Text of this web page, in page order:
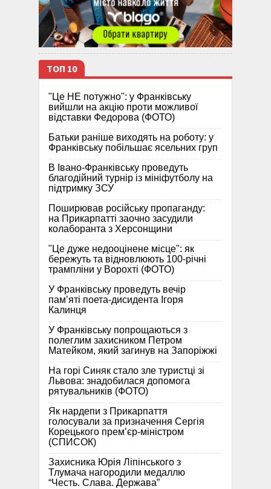
ТОП 10
"Це НЕ потужно": у Франківську
вийшли на акцію проти можливої
відставки Федорова (ФОТО)
Батьки раніше виходять на роботу: у
Франківську побільшає ясельних груп
В Івано-Франківську проведуть
благодійний турнір із мініфутболу на
підтримку ЗСУ
Поширював російську пропаганду:
на Прикарпатті заочно засудили
колаборанта з Херсонщини
"Це дуже недооцінене місце": як
бережуть та відновлюють 100-річні
трампліни у Ворохті (ФОТО)
У Франківську проведуть вечір
пам’яті поета-дисидента Ігоря
Калинця
У Франківську попрощаються з
полеглим захисником Петром
Матейком, який загинув на Запоріжжі
На горі Синяк стало зле туристці зі
Львова: знадобилася допомога
рятувальників (ФОТО)
Як нардепи з Прикарпаття
голосували за призначення Сергія
Корецького прем’єр-міністром
(СПИСОК)
Захисника Юрія Ліпінського з
Тлумача нагородили медаллю
“Честь. Слава. Держава”